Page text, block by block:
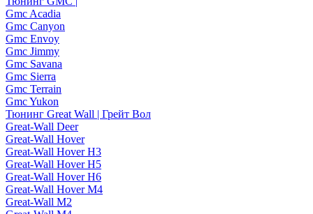
Gmc Acadia
Gmc Canyon
Gmc Envoy
Gmc Jimmy
Gmc Savana
Gmc Sierra
Gmc Terrain
Gmc Yukon
Тюнинг Great Wall | Грейт Вол
Great-Wall Deer
Great-Wall Hover
Great-Wall Hover H3
Great-Wall Hover H5
Great-Wall Hover H6
Great-Wall Hover M4
Great-Wall M2